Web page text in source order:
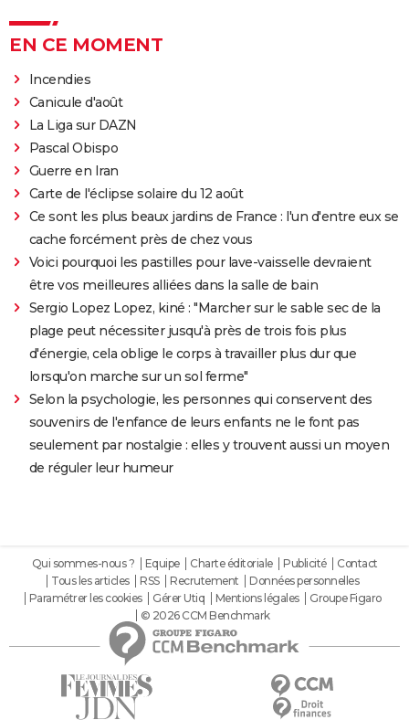
EN CE MOMENT
Incendies
Canicule d'août
La Liga sur DAZN
Pascal Obispo
Guerre en Iran
Carte de l'éclipse solaire du 12 août
Ce sont les plus beaux jardins de France : l'un d'entre eux se
cache forcément près de chez vous
Voici pourquoi les pastilles pour lave-vaisselle devraient
être vos meilleures alliées dans la salle de bain
Sergio Lopez Lopez, kiné : "Marcher sur le sable sec de la
plage peut nécessiter jusqu'à près de trois fois plus
d'énergie, cela oblige le corps à travailler plus dur que
lorsqu'on marche sur un sol ferme"
Selon la psychologie, les personnes qui conservent des
souvenirs de l'enfance de leurs enfants ne le font pas
seulement par nostalgie : elles y trouvent aussi un moyen
de réguler leur humeur
Qui sommes-nous ? Equipe Charte éditoriale Publicité
Contact
Tous les articles
RSS Recrutement
Données personnelles
Paramétrer les cookies
Gérer Utiq Mentions légales
Groupe Figaro
© 2026 CCM Benchmark